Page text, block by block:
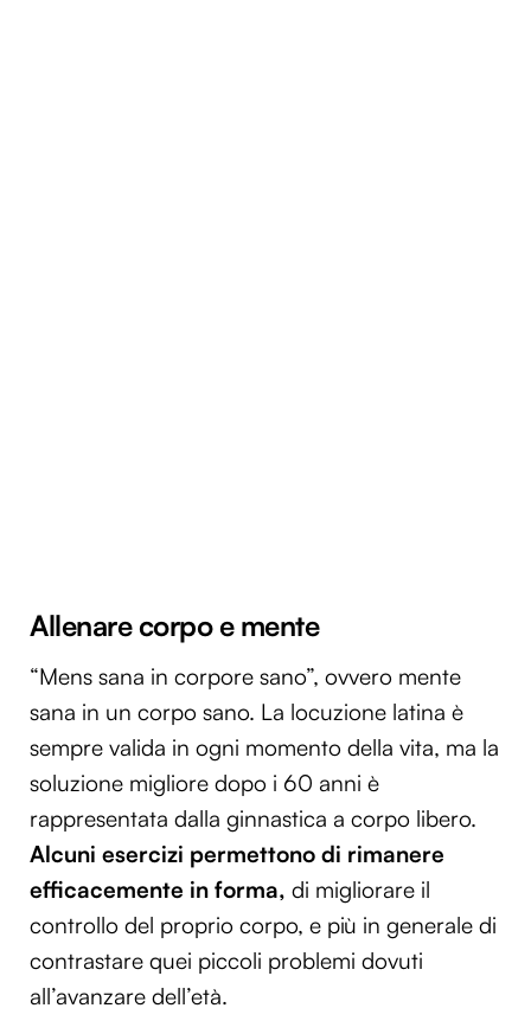
Allenare corpo e mente
“Mens sana in corpore sano”, ovvero mente
sana in un corpo sano. La locuzione latina è
sempre valida in ogni momento della vita, ma la
soluzione migliore dopo i 60 anni è
rappresentata dalla ginnastica a corpo libero.
Alcuni esercizi permettono di rimanere
efficacemente in forma, di migliorare il
controllo del proprio corpo, e più in generale di
contrastare quei piccoli problemi dovuti
all’avanzare dell’età.